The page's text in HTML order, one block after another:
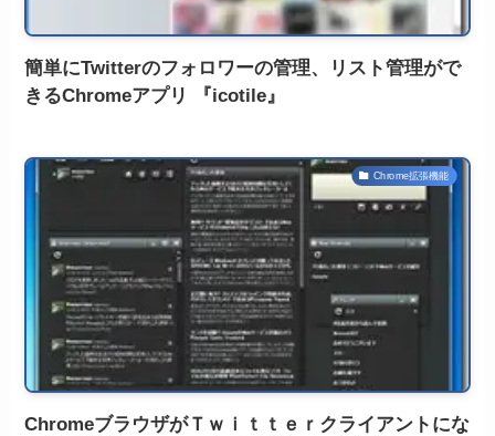
簡単にTwitterのフォロワーの管理、リスト管理がで
きるChromeアプリ 『icotile』
Chrome拡張機能
ChromeブラウザがＴｗｉｔｔｅｒクライアントにな